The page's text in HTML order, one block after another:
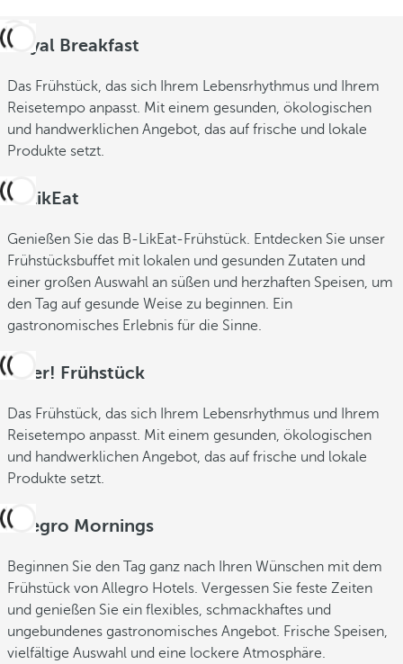
Royal Breakfast
Das Frühstück, das sich Ihrem Lebensrhythmus und Ihrem
Reisetempo anpasst. Mit einem gesunden, ökologischen
und handwerklichen Angebot, das auf frische und lokale
Produkte setzt.
B-LikEat
Genießen Sie das B-LikEat-Frühstück. Entdecken Sie unser
Frühstücksbuffet mit lokalen und gesunden Zutaten und
einer großen Auswahl an süßen und herzhaften Speisen, um
den Tag auf gesunde Weise zu beginnen. Ein
gastronomisches Erlebnis für die Sinne.
Oder! Frühstück
Das Frühstück, das sich Ihrem Lebensrhythmus und Ihrem
Reisetempo anpasst. Mit einem gesunden, ökologischen
und handwerklichen Angebot, das auf frische und lokale
Produkte setzt.
Allegro Mornings
Beginnen Sie den Tag ganz nach Ihren Wünschen mit dem
Frühstück von Allegro Hotels. Vergessen Sie feste Zeiten
und genießen Sie ein flexibles, schmackhaftes und
ungebundenes gastronomisches Angebot. Frische Speisen,
vielfältige Auswahl und eine lockere Atmosphäre.